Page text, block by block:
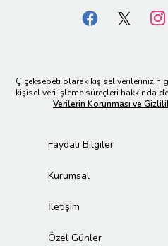
Çiçeksepeti olarak kişisel verilerinizin
kişisel veri işleme süreçleri hakkında
Verilerin Korunması ve
Faydalı Bilgiler
Kurumsal
İletişim
Özel Günler